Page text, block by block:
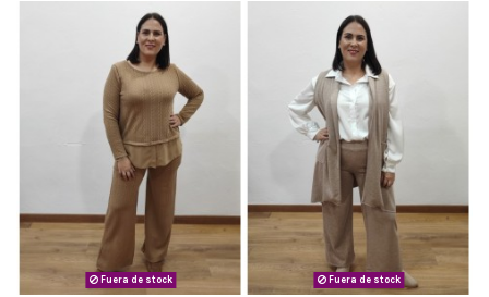
Fuera de stock Fuera de stock